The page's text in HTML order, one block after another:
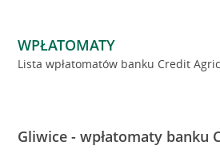
WPŁATOMATY
Lista wpłatomatów banku Credit
Gliwice - wpłatomaty banku